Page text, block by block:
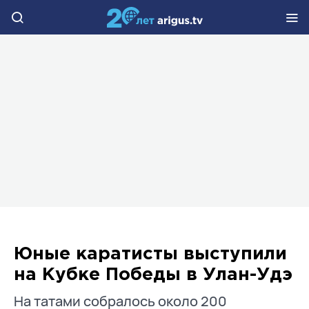
Юные каратисты выступили
на Кубке Победы в Улан-Удэ
На татами собралось около 200